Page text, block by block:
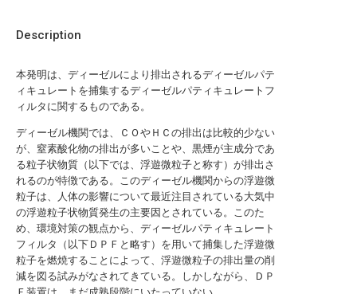
Description
本発明は、ディーゼルにより排出されるディーゼルパテ
ィキュレートを捕集するディーゼルパティキュレートフ
ィルタに関するものである。
ディーゼル機関では、ＣＯやＨＣの排出は比較的少ない
が、窒素酸化物の排出が多いことや、黒煙が主成分であ
る粒子状物質（以下では、浮遊微粒子と称す）が排出さ
れるのが特徴である。このディーゼル機関からの浮遊微
粒子は、人体の影響について最近注目されている大気中
の浮遊粒子状物質発生の主要因とされている。このた
め、環境対策の観点から、ディーゼルパティキュレート
フィルタ（以下ＤＰＦと略す）を用いて捕集した浮遊微
粒子を燃焼することによって、浮遊微粒子の排出量の削
減を図る試みがなされてきている。しかしながら、ＤＰ